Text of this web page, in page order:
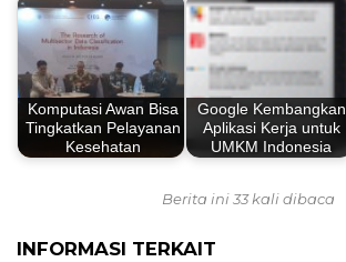
Komputasi Awan Bisa
Tingkatkan Pelayanan
Kesehatan
Google Kembangkan
Aplikasi Kerja untuk
UMKM Indonesia
Berita ini 33 kali dibaca
INFORMASI TERKAIT